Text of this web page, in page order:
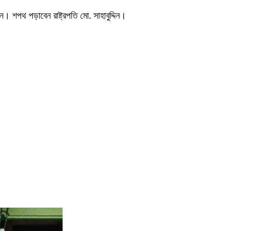
শপথ পড়াবেন রাষ্ট্রপতি মো. সাহাবুদ্দিন।